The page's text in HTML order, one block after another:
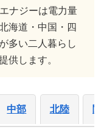
ナジーは電力量
海道・中国・四
多い二人暮らし
供します。
中部 北陸